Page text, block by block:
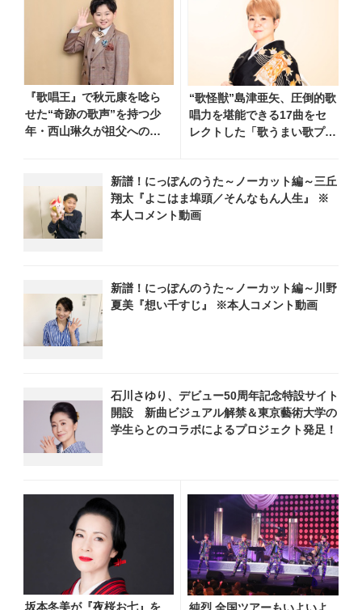
『歌唱王』で秋元康を唸ら
せた“奇跡の歌声”を持つ少
年・西山琳久が祖父への想
康さんが総合プロデュース
してくれた、 おじいちゃん
との絆を歌った曲を聴いて
ください！」
“歌怪獣”島津亜矢、圧倒的歌
唱力を堪能できる17曲をセ
レクトした「歌うまい歌プレ
新譜！にっぽんのうた～ノーカット編～三丘
翔太『よこはま埠頭／そんなもん人生』 ※
本人コメント動画
新譜！にっぽんのうた～ノーカット編～川野
夏美『想い千すじ』 ※本人コメント動画
石川さゆり、デビュー50周年記念特設サイト
開設 新曲ビジュアル解禁＆東京藝術大学の
学生らとのコラボによるプロジェクト発足！
坂本冬美が『夜桜お七』を